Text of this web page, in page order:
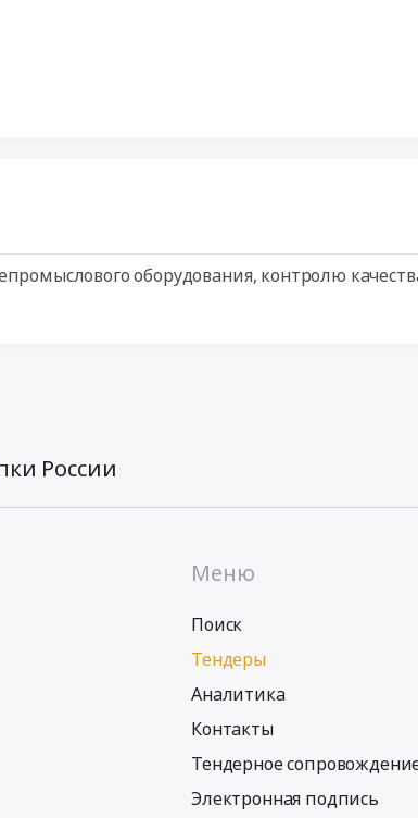
оборудования, контролю
России
Меню
Поиск
Тендеры
Аналитика
Контакты
Тендерное
Электронная подпись